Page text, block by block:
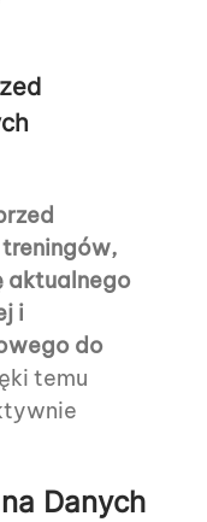
aktualnego
i
do
temu
Danych